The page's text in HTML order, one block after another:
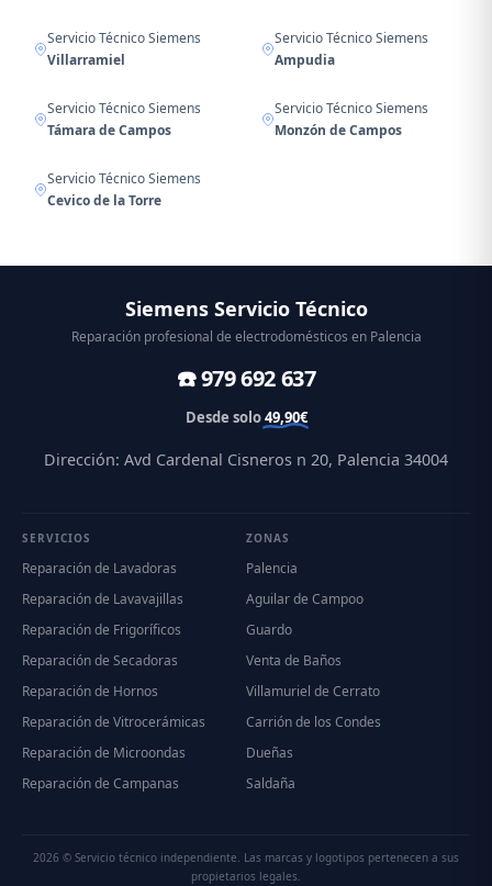
Servicio Técnico Siemens
Villarramiel
Servicio Técnico Siemens
Ampudia
Servicio Técnico Siemens
Támara de Campos
Servicio Técnico Siemens
Monzón de Campos
Servicio Técnico Siemens
Cevico de la Torre
Siemens Servicio Técnico
Reparación profesional de electrodomésticos en Palencia
☎️ 979 692 637
Desde solo49,90€
Dirección: Avd Cardenal Cisneros n 20, Palencia 34004
SERVICIOS
Reparación de Lavadoras
Reparación de Lavavajillas
Reparación de Frigoríficos
Reparación de Secadoras
Reparación de Hornos
Reparación de Vitrocerámicas
Reparación de Microondas
Reparación de Campanas
ZONAS
Palencia
Aguilar de Campoo
Guardo
Venta de Baños
Villamuriel de Cerrato
Carrión de los Condes
Dueñas
Saldaña
2026 © Servicio técnico independiente. Las marcas y logotipos pertenecen a sus
propietarios legales.